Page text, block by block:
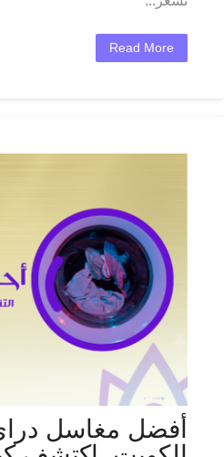
Read More
أفضل مغاسل